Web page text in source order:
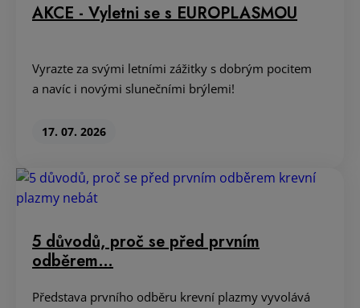
AKCE - Vyletni se s EUROPLASMOU
Vyrazte za svými letními zážitky s dobrým pocitem
a navíc i novými slunečními brýlemi!
17. 07. 2026
5 důvodů, proč se před prvním
odběrem…
Představa prvního odběru krevní plazmy vyvolává